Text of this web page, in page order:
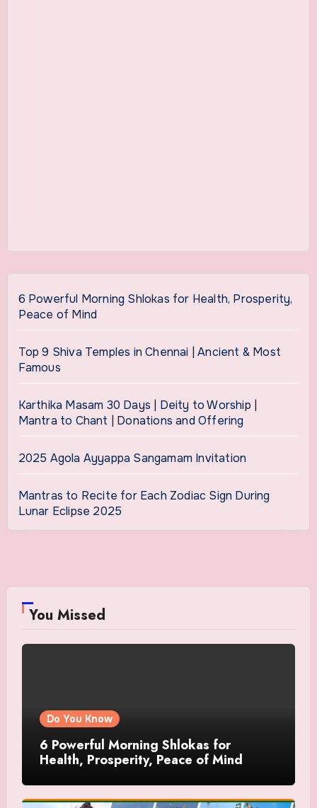
6 Powerful Morning Shlokas for Health, Prosperity,
Peace of Mind
Top 9 Shiva Temples in Chennai | Ancient & Most
Famous
Karthika Masam 30 Days | Deity to Worship |
Mantra to Chant | Donations and Offering
2025 Agola Ayyappa Sangamam Invitation
Mantras to Recite for Each Zodiac Sign During
Lunar Eclipse 2025
You Missed
Do You Know
6 Powerful Morning Shlokas for
Health, Prosperity, Peace of Mind